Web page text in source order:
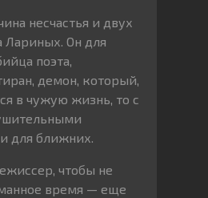
несчастья и двух
Лариных. Он для
поэта,
демон, который,
в чужую жизнь, то с
для ближних.
чтобы не
время — еще